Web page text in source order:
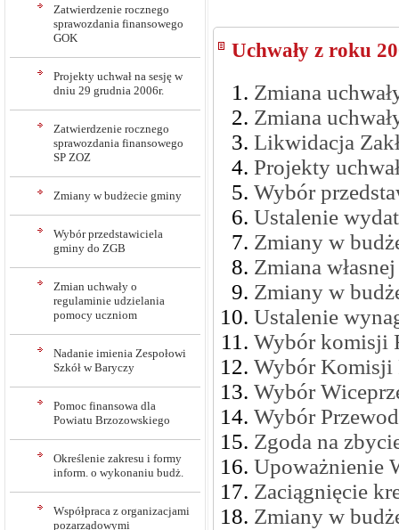
Zatwierdzenie rocznego
sprawozdania finansowego
GOK
Projekty uchwał na sesję w
dniu 29 grudnia 2006r.
Zatwierdzenie rocznego
sprawozdania finansowego
SP ZOZ
Zmiany w budżecie gminy
Wybór przedstawiciela
gminy do ZGB
Zmian uchwały o
regulaminie udzielania
pomocy uczniom
Nadanie imienia Zespołowi
Szkół w Baryczy
Pomoc finansowa dla
Powiatu Brzozowskiego
Określenie zakresu i formy
inform. o wykonaniu budż.
Współpraca z organizacjami
pozarządowymi
Uchwały z roku
Zmiana
Zmiana
Likwidacja
Projekty
Wybór
Ustalenie
Zmiany w
Zmiana
Zmiany w
Ustalenie
Wybór komisji
Wybór Komisji
Wybór
Wybór
Zgoda na
Upoważnienie
Zaciągnięcie
Zmiany w